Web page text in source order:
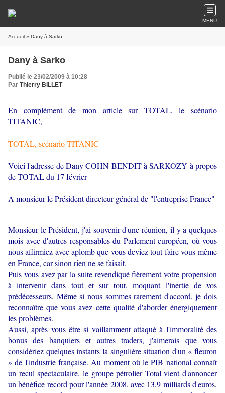
MENU
Accueil » Dany à Sarko
Dany à Sarko
Publié le 23/02/2009 à 10:28
Par Thierry BILLET
En complément de mon article sur TOTAL, le scénario
TITANIC,
TOTAL, scénario TITANIC
Voici l'adresse de Dany COHN BENDIT à SARKOZY à propos
de TOTAL du 17 février
A monsieur le Président directeur général de "l'entreprise France"
Monsieur le Président, j'ai souvenir d'une réunion, il y a quelques
mois avec d'autres responsables du Parlement européen, où vous
nous affirmiez avec aplomb que vous deviez tout faire vous-même
en France, car sinon rien ne se faisait.
Puis vous avez par la suite revendiqué fièrement votre propension
à intervenir dans tout et sur tout, moquant l'inertie de vos
prédécesseurs. Même si nous sommes rarement d'accord, je dois
reconnaître que vous avez cette qualité d'aborder énergiquement
les problèmes.
Aussi, après vous être si vaillamment attaqué à l'immoralité des
bonus des banquiers et autres traders, j'aimerais que vous
considériez quelques instants la singulière situation d'un « fleuron
» de l'industrie française. Au moment où le PIB national connaît
un recul spectaculaire, le groupe pétrolier Total vient d'annoncer
un bénéfice record pour l'année 2008, avec 13,9 milliards d'euros,